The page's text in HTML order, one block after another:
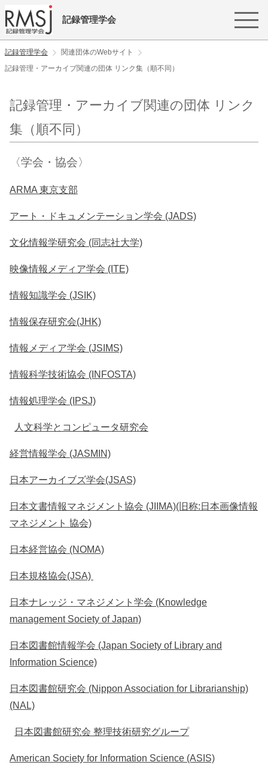
記録管理学会
記録管理学会
関連団体のWebサイト
記録管理・アーカイブ関連の団体 リンク集（順不同）
記録管理・アーカイブ関連の団体 リンク
集（順不同）
〈学会・協会〉
ARMA 東京支部
アート・ドキュメンテーション学会 (JADS)
文化情報学研究会 (同志社大学)
映像情報メディア学会 (ITE)
情報知識学会 (JSIK)
情報保存研究会(JHK)
情報メディア学会 (JSIMS)
情報科学技術協会 (INFOSTA)
情報処理学会 (IPSJ)
人文科学とコンピュータ研究会
経営情報学会 (JASMIN)
日本アーカイブズ学会(JSAS)
日本文書情報マネジメント協会 (JIIMA)(旧称:日本画像情報
マネジメント 協会)
日本経営協会 (NOMA)
日本規格協会(JSA)
日本ナレッジ・マネジメント学会 (Knowledge
management Society of Japan)
日本図書館情報学会 (Japan Society of Library and
Information Science)
日本図書館研究会 (Nippon Association for Librarianship)
(NAL)
日本図書館研究会 整理技術研究グループ
American Society for Information Science (ASIS)